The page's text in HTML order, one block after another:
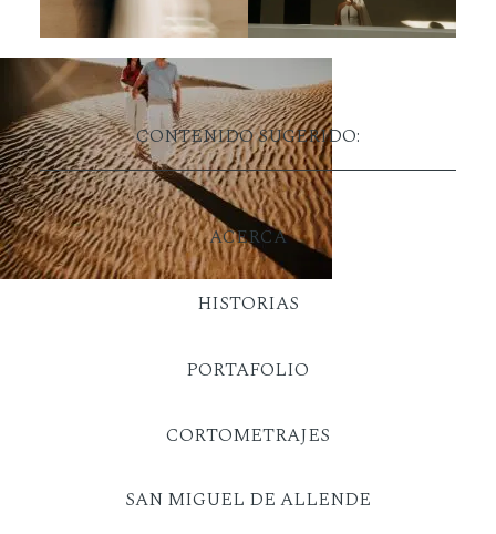
CONTENIDO SUGERIDO:
ACERCA
SAN MIGUEL DE ALLENDE
HISTORIAS
PORTAFOLIO
CORTOMETRAJES